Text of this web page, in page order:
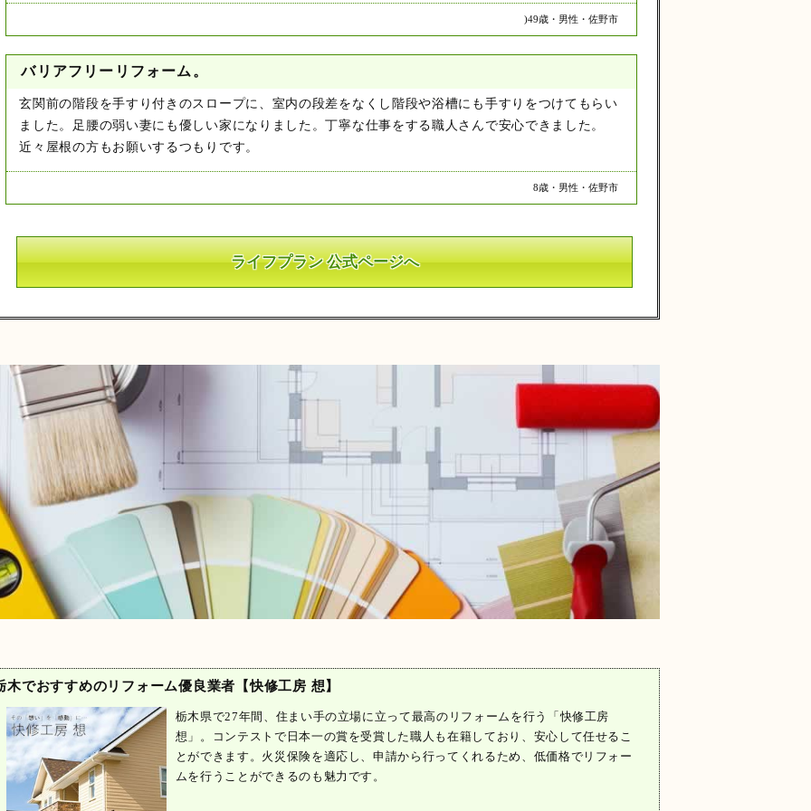
)49歳・男性・佐野市
バリアフリーリフォーム。
玄関前の階段を手すり付きのスロープに、室内の段差をなくし階段や浴槽にも手すりをつけてもらい
ました。足腰の弱い妻にも優しい家になりました。丁寧な仕事をする職人さんで安心できました。
近々屋根の方もお願いするつもりです。
8歳・男性・佐野市
ライフプラン 公式ページへ
木でおすすめのリフォーム優良業者【快修工房 想】
栃木県で27年間、住まい手の立場に立って最高のリフォームを行う「快修工房
想」。コンテストで日本一の賞を受賞した職人も在籍しており、安心して任せるこ
とができます。火災保険を適応し、申請から行ってくれるため、低価格でリフォー
ムを行うことができるのも魅力です。